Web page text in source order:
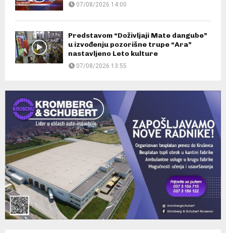
07/08/2026 14:00
Predstavom “Doživljaji Mate dangube”
u izvođenju pozorišne trupe “Ara”
nastavljeno Leto kulture
07/08/2026 13:55